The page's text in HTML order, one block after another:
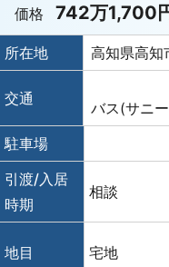
価格 742万1,700
所在地 高知県高
交通
バス(サニ
駐車場
引渡/入居
時期
相談
地目 宅地